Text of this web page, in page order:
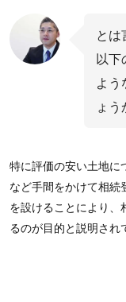
とは
以下
よう
ょう
特に評価の安い土地に
など手間をかけて相続
を設けることにより、
るのが目的と説明され